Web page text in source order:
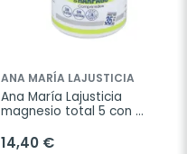
ANA MARÍA LAJUSTICIA
Ana María Lajusticia
magnesio total 5 con
comprimidos
14,40 €